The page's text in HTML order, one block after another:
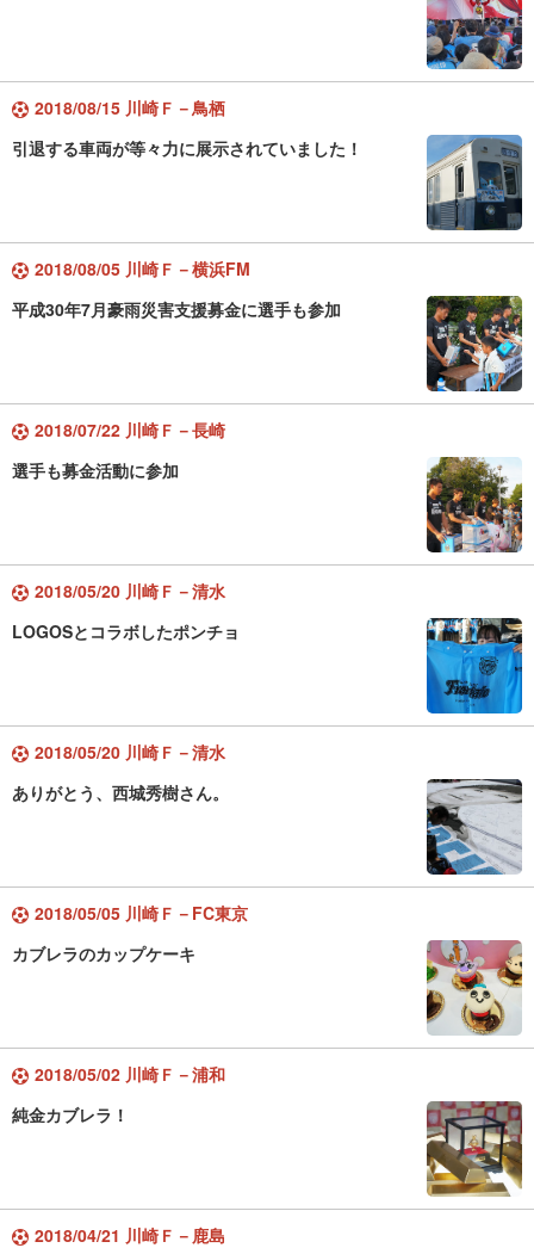
2018/08/15 川崎Ｆ－鳥栖
引退する車両が等々力に展示されていました！
2018/08/05 川崎Ｆ－横浜FM
平成30年7月豪雨災害支援募金に選手も参加
2018/07/22 川崎Ｆ－長崎
選手も募金活動に参加
2018/05/20 川崎Ｆ－清水
LOGOSとコラボしたポンチョ
2018/05/20 川崎Ｆ－清水
ありがとう、西城秀樹さん。
2018/05/05 川崎Ｆ－FC東京
カブレラのカップケーキ
2018/05/02 川崎Ｆ－浦和
純金カブレラ！
2018/04/21 川崎Ｆ－鹿島